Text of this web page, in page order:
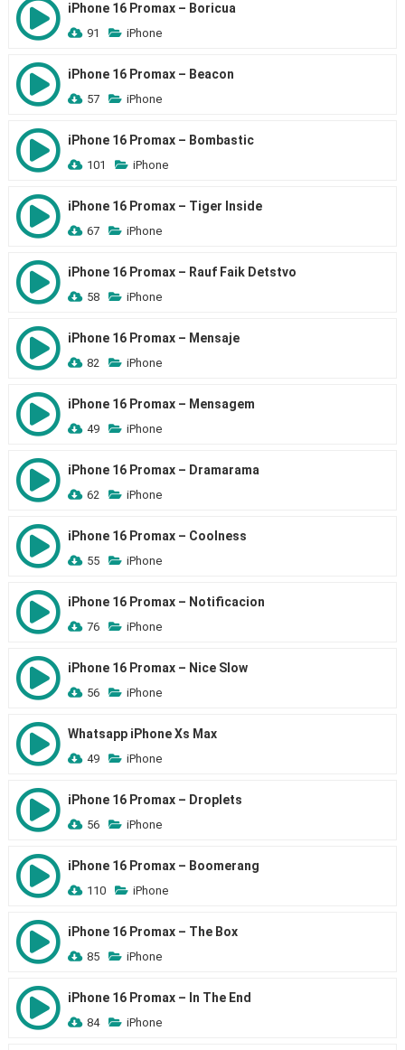
iPhone 16 Promax – Boricua
91 iPhone
iPhone 16 Promax – Beacon
57 iPhone
iPhone 16 Promax – Bombastic
101 iPhone
iPhone 16 Promax – Tiger Inside
67 iPhone
iPhone 16 Promax – Rauf Faik Detstvo
58 iPhone
iPhone 16 Promax – Mensaje
82 iPhone
iPhone 16 Promax – Mensagem
49 iPhone
iPhone 16 Promax – Dramarama
62 iPhone
iPhone 16 Promax – Coolness
55 iPhone
iPhone 16 Promax – Notificacion
76 iPhone
iPhone 16 Promax – Nice Slow
56 iPhone
Whatsapp iPhone Xs Max
49 iPhone
iPhone 16 Promax – Droplets
56 iPhone
iPhone 16 Promax – Boomerang
110 iPhone
iPhone 16 Promax – The Box
85 iPhone
iPhone 16 Promax – In The End
84 iPhone